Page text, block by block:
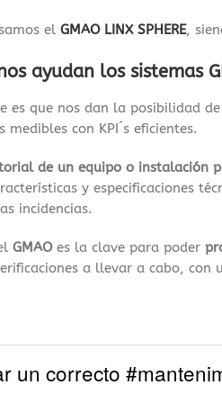
el GMAO LINX SPHERE,
ayudan los sistemas
es que nos dan la posibilidad
con KPI´s eficientes.
de un equipo o instalación
y especificaciones
incidencias.
GMAOes la clave para poder
a llevar a cabo, con
un correcto